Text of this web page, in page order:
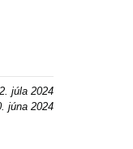
2. júla 2024
júna 2024